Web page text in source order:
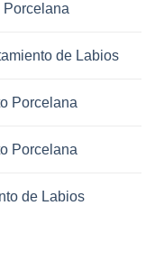
Porcelana
de Labios
Porcelana
Porcelana
de Labios